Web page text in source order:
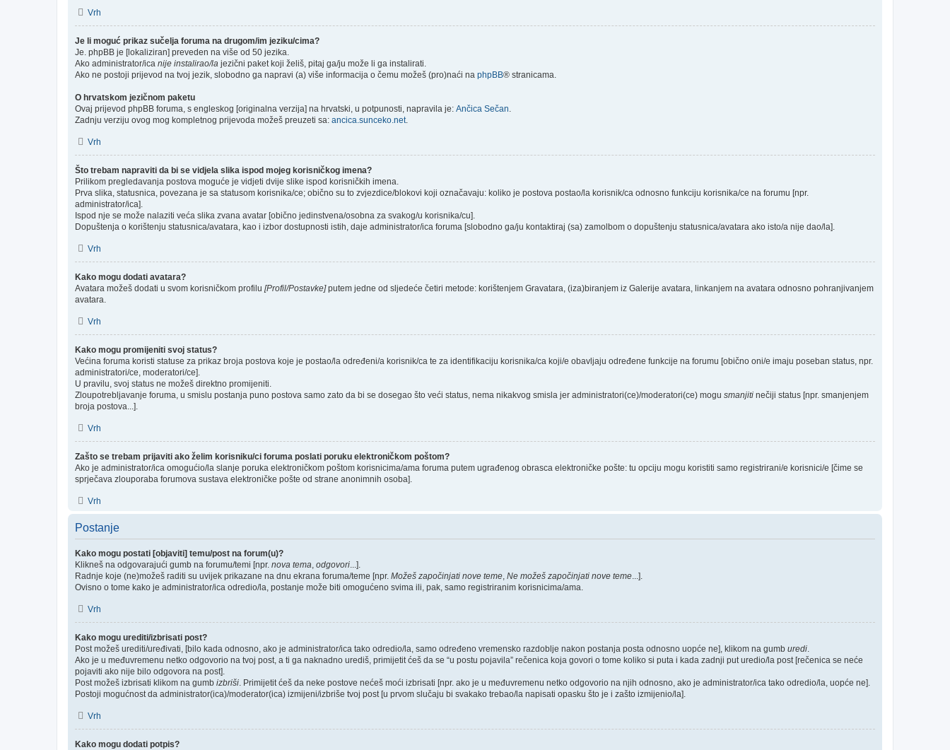
Vrh
Je li moguć prikaz sučelja foruma na drugom/im jeziku/cima?
Je. phpBB je [lokaliziran] preveden na više od 50 jezika.
Ako administrator/ica nije instalirao/la jezični paket koji želiš, pitaj ga/ju može li ga instalirati.
Ako ne postoji prijevod na tvoj jezik, slobodno ga napravi (a) više informacija o čemu možeš (pro)naći na phpBB® stranicama.
O hrvatskom jezičnom paketu
Ovaj prijevod phpBB foruma, s engleskog [originalna verzija] na hrvatski, u potpunosti, napravila je: Ančica Sečan
Zadnju verziju ovog mog kompletnog prijevoda možeš preuzeti sa: ancica.sunceko.net.
Vrh
Što trebam napraviti da bi se vidjela slika ispod mojeg korisničkog imena?
Prilikom pregledavanja postova moguće je vidjeti dvije slike ispod korisničkih imena.
Prva slika, statusnica, povezana je sa statusom korisnika/ce; obično su to zvjezdice/blokovi koji označavaju: koliko je postova postao/la korisnik/ca odnosno funkciju korisnika/ce na forumu [npr.
administrator/ica].
Ispod nje se može nalaziti veća slika zvana avatar [obično jedinstvena/osobna za svakog/u korisnika/cu].
Dopuštenja o korištenju statusnica/avatara, kao i izbor dostupnosti istih, daje administrator/ica foruma [slobodno ga/ju kontaktiraj (sa) zamolbom o dopuštenju statusnica/avatara ako isto/a nije dao/la].
Vrh
Kako mogu dodati avatara?
Avatara možeš dodati u svom korisničkom profilu [Profil/Postavke]putem jedne od sljedeće četiri metode: korištenjem Gravatara, (iza)biranjem iz Galerije avatara, linkanjem na avatara odnosno pohranjivanjem
avatara.
Vrh
Kako mogu promijeniti svoj status?
Većina foruma koristi statuse za prikaz broja postova koje je postao/la određeni/a korisnik/ca te za identifikaciju korisnika/ca koji/e obavljaju određene funkcije na forumu [obično oni/e imaju poseban status, npr.
administratori/ce, moderatori/ce].
U pravilu, svoj status ne možeš direktno promijeniti.
Zloupotrebljavanje foruma, u smislu postanja puno postova samo zato da bi se dosegao što veći status, nema nikakvog smisla jer administratori(ce)/moderatori(ce) mogu smanjiti nečiji status [npr. smanjenjem
broja postova...].
Vrh
Zašto se trebam prijaviti ako želim korisniku/ci foruma poslati poruku elektroničkom poštom?
Ako je administrator/ica omogućio/la slanje poruka elektroničkom poštom korisnicima/ama foruma putem ugrađenog obrasca elektroničke pošte: tu opciju mogu koristiti samo registrirani/e korisnici/e [čime se
sprječava zlouporaba forumova sustava elektroničke pošte od strane anonimnih osoba].
Vrh
Postanje
Kako mogu postati [objaviti] temu/post na forum(u)?
Klikneš na odgovarajući gumb na forumu/temi [npr. nova tema odgovori ...].
Radnje koje (ne)možeš raditi su uvijek prikazane na dnu ekrana foruma/teme [npr. Možeš započinjati nove teme Ne možeš započinjati nove teme ...].
Ovisno o tome kako je administrator/ica odredio/la, postanje može biti omogućeno svima ili, pak, samo registriranim korisnicima/ama.
Vrh
Kako mogu urediti/izbrisati post?
Post možeš urediti/uređivati, [bilo kada odnosno, ako je administrator/ica tako odredio/la, samo određeno vremensko razdoblje nakon postanja posta odnosno uopće ne], klikom na gumb uredi
Ako je u međuvremenu netko odgovorio na tvoj post, a ti ga naknadno urediš, primijetit ćeš da se “u postu pojavila” rečenica koja govori o tome koliko si puta i kada zadnji put uredio/la post [rečenica se neće
pojaviti ako nije bilo odgovora na post].
Post možeš izbrisati klikom na gumb izbriši . Primijetit ćeš da neke postove nećeš moći izbrisati [npr. ako je u međuvremenu netko odgovorio na njih odnosno, ako je administrator/ica tako odredio/la, uopće ne].
Postoji mogućnost da administrator(ica)/moderator(ica) izmijeni/izbriše tvoj post [u prvom slučaju bi svakako trebao/la napisati opasku što je i zašto izmijenio/la].
Vrh
Kako mogu dodati potpis?